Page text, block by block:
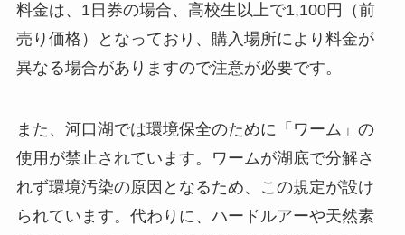
料金は、1日券の場合、高校生以上で1,100円（前
売り価格）となっており、購入場所により料金が
異なる場合がありますので注意が必要です。
また、河口湖では環境保全のために「ワーム」の
使用が禁止されています。ワームが湖底で分解さ
れず環境汚染の原因となるため、この規定が設け
られています。代わりに、ハードルアーや天然素